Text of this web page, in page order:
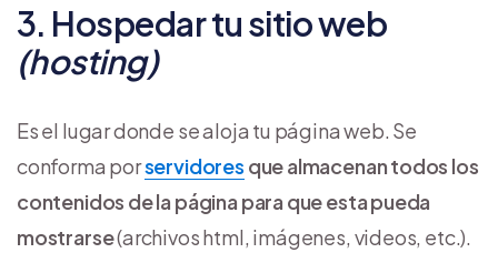
3. Hospedar tu sitio web
(hosting)
Es el lugar donde se aloja tu página web. Se
conforma porservidores que almacenan todos los
contenidos de la página para que esta pueda
mostrarse(archivos html, imágenes, videos, etc.).